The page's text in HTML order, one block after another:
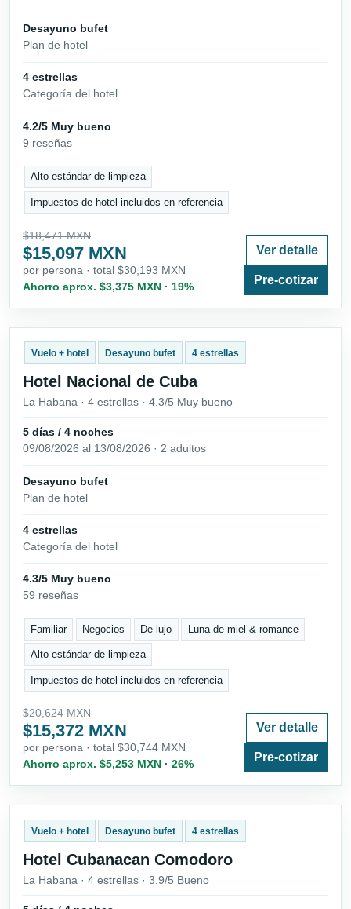
Desayuno bufet
Plan de hotel
4 estrellas
Categoría del hotel
4.2/5 Muy bueno
9 reseñas
Alto estándar de limpieza
Impuestos de hotel incluidos en referencia
$18,471 MXN
$15,097 MXN
por persona · total $30,193 MXN
Ahorro aprox. $3,375 MXN · 19%
Ver detalle
Pre-cotizar
Vuelo + hotel Desayuno bufet 4 estrellas
Hotel Nacional de Cuba
La Habana · 4 estrellas · 4.3/5 Muy bueno
5 días / 4 noches
09/08/2026 al 13/08/2026 · 2 adultos
Desayuno bufet
Plan de hotel
4 estrellas
Categoría del hotel
4.3/5 Muy bueno
59 reseñas
Familiar Negocios De lujo Luna de miel & romance
Alto estándar de limpieza
Impuestos de hotel incluidos en referencia
$20,624 MXN
$15,372 MXN
por persona · total $30,744 MXN
Ahorro aprox. $5,253 MXN · 26%
Ver detalle
Pre-cotizar
Vuelo + hotel Desayuno bufet 4 estrellas
Hotel Cubanacan Comodoro
La Habana · 4 estrellas · 3.9/5 Bueno